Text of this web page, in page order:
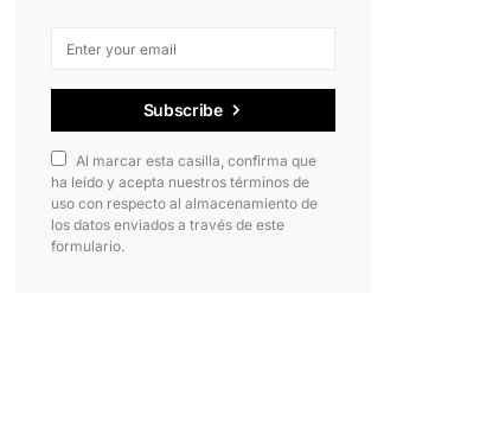
Subscribe
Al marcar esta casilla, confirma que
ha leído y acepta nuestros términos de
uso con respecto al almacenamiento de
los datos enviados a través de este
formulario.